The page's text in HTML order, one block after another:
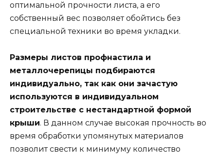
оптимальной прочности листа, а его
собственный вес позволяет обойтись без
специальной техники во время укладки.
Размеры листов профнастила и
металлочерепицы подбираются
индивидуально, так как они зачастую
используются в индивидуальном
строительстве с нестандартной формой
крыши. В данном случае высокая прочность во
время обработки упомянутых материалов
позволит свести к минимуму количество